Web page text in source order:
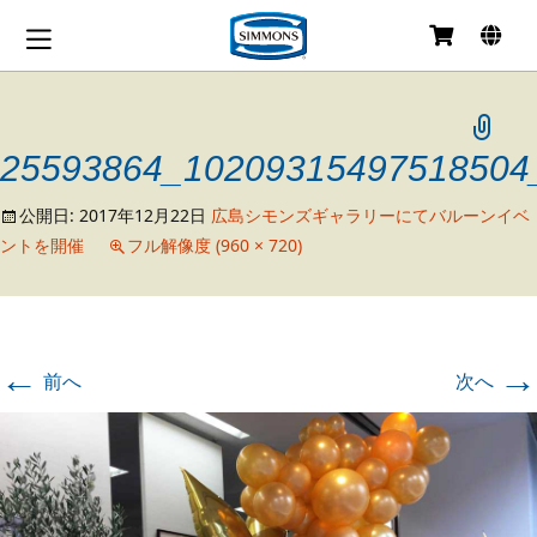
ツ
へ
動公開日: 2017年12月22日 広島シモンズギャラリーにてバルーンイベ
ントを開催
フル解像度 (960 × 720)
← 前へ 次へ →